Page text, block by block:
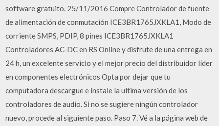
software gratuito. 25/11/2016 Compre Controlador de fuente
de alimentación de conmutación ICE3BR1765JXKLA1, Modo de
corriente SMPS, PDIP, 8 pines ICE3BR1765JXKLA1
Controladores AC-DC en RS Online y disfrute de una entrega en
24 h, un excelente servicio y el mejor precio del distribuidor líder
en componentes electrónicos Opta por dejar que tu
computadora descargue e instale la ultima versión de los
controladores de audio. Si no se sugiere ningún controlador
nuevo, procede al siguiente paso. Paso 7. Vé a la página web de